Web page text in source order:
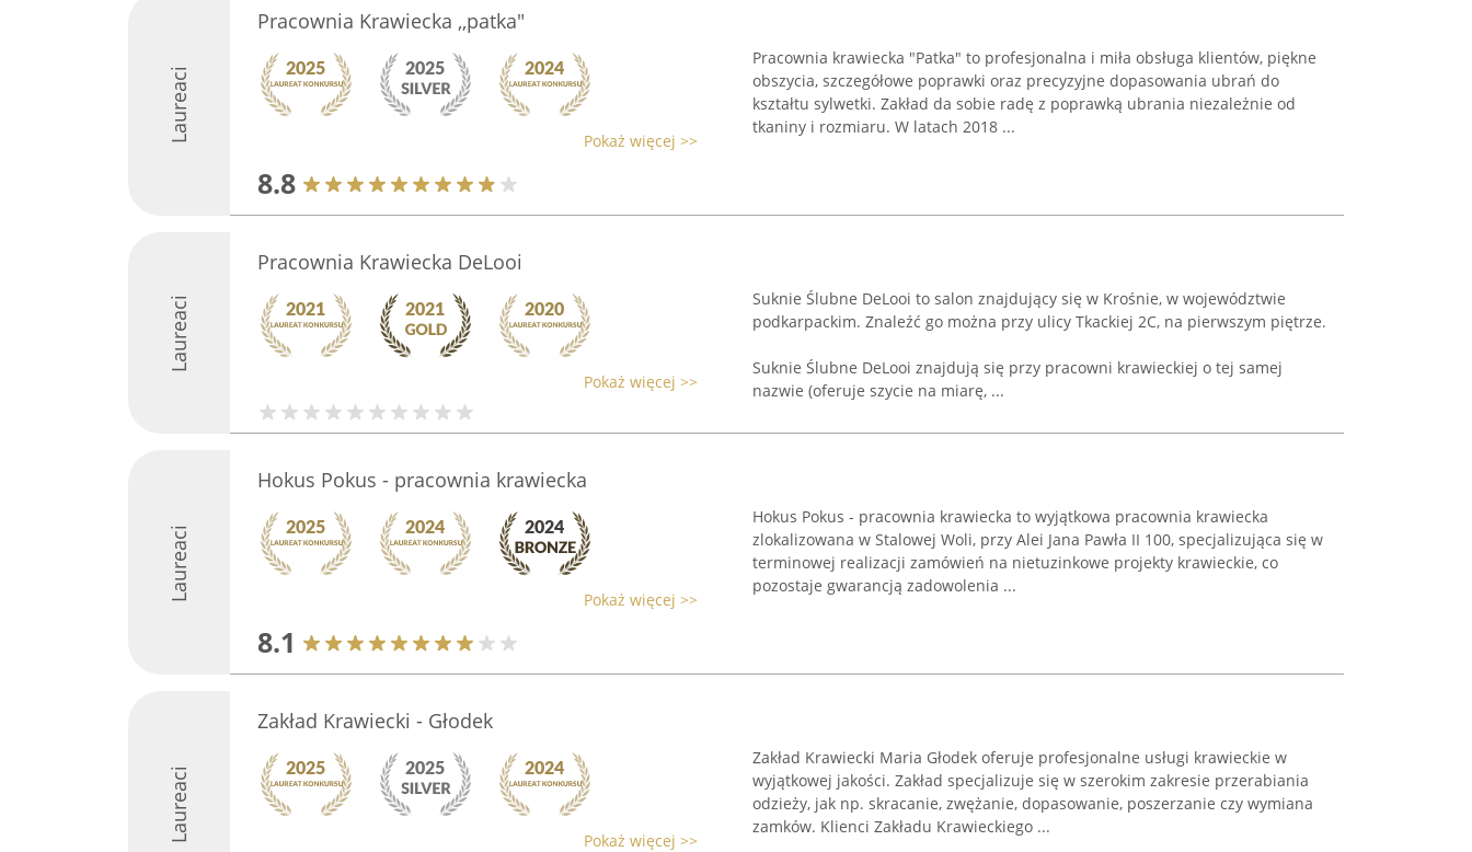
Laureaci
Pracownia Krawiecka ,,patka"
Pokaż więcej >>
8.8
Pracownia krawiecka "Patka" to profesjonalna i miła obsługa klientów, piękne
obszycia, szczegółowe poprawki oraz precyzyjne dopasowania ubrań do
kształtu sylwetki. Zakład da sobie radę z poprawką ubrania niezależnie od
tkaniny i rozmiaru. W latach 2018 ...
Laureaci
Pracownia Krawiecka DeLooi
Pokaż więcej >>
Suknie Ślubne DeLooi to salon znajdujący się w Krośnie, w województwie
podkarpackim. Znaleźć go można przy ulicy Tkackiej 2C, na pierwszym piętrze.
Suknie Ślubne DeLooi znajdują się przy pracowni krawieckiej o tej samej
nazwie (oferuje szycie na miarę, ...
Laureaci
Hokus Pokus - pracownia krawiecka
Pokaż więcej >>
8.1
Hokus Pokus - pracownia krawiecka to wyjątkowa pracownia krawiecka
zlokalizowana w Stalowej Woli, przy Alei Jana Pawła II 100, specjalizująca się w
terminowej realizacji zamówień na nietuzinkowe projekty krawieckie, co
pozostaje gwarancją zadowolenia ...
Laureaci
Zakład Krawiecki - Głodek
Pokaż więcej >>
Zakład Krawiecki Maria Głodek oferuje profesjonalne usługi krawieckie w
wyjątkowej jakości. Zakład specjalizuje się w szerokim zakresie przerabiania
odzieży, jak np. skracanie, zwężanie, dopasowanie, poszerzanie czy wymiana
zamków. Klienci Zakładu Krawieckiego ...